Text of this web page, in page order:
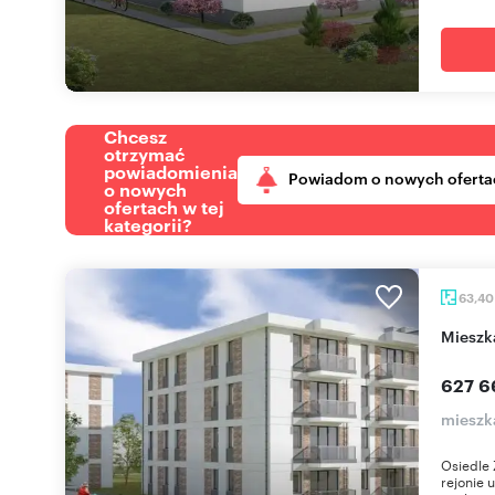
Chcesz
otrzymać
powiadomienia
o nowych
ofertach w tej
kategorii?
Powiadom o nowych
63,40
627
Osiedle
rejonie